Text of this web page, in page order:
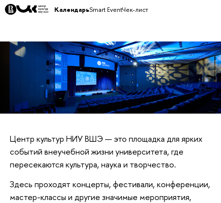
КалендарьSmart EventЧек-лист
Центр культур НИУ ВШЭ — это площадка для ярких
событий внеучебной жизни университета, где
пересекаются культура, наука и творчество.
Здесь проходят концерты, фестивали, конференции,
мастер-классы и другие значимые мероприятия,